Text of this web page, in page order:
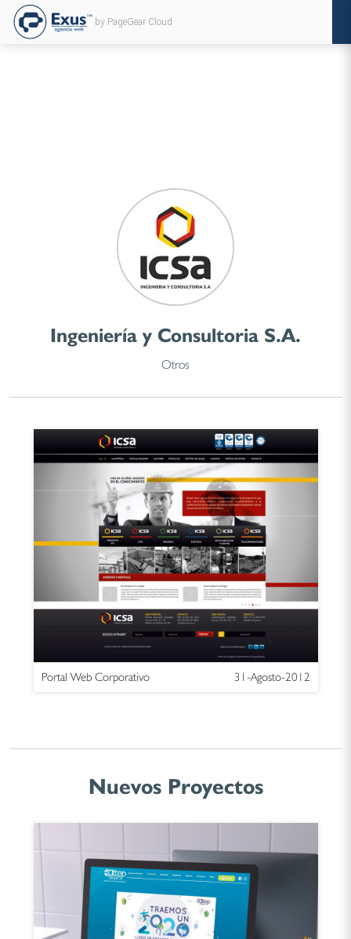
by PageGear Cloud
Ingeniería y Consultoria S.A.
Otros
Portal Web Corporativo 31-Agosto-2012
Nuevos Proyectos